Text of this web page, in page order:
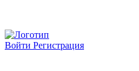
Войти Регистрация